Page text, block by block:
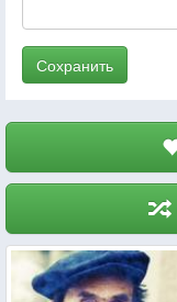
Сохранить